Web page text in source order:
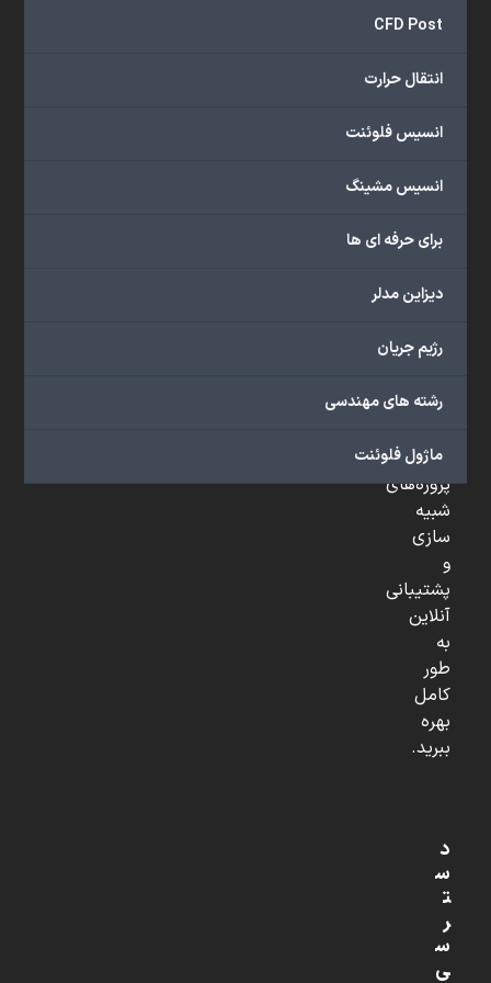
CFD Post
انتقال حرارت
انسیس فلوئنت
انسیس مشینگ
برای حرفه ای ها
دیزاین مدلر
رژیم جریان
رشته های مهندسی
ماژول فلوئنت
...
می‌دهد.
می‌توانید
خدمات
گروه
شامل
آموزشی،
آموزشی،
تخصصی،
پروژه‌های
شبیه
سازی
و
پشتیبانی
آنلاین
به
طور
کامل
بهره
ببرید.
د
س
ت
ر
س
ی